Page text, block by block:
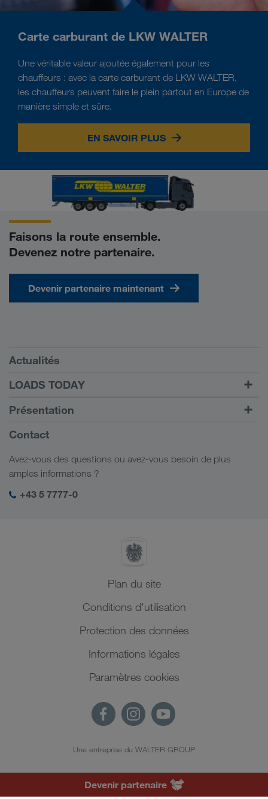
Carte carburant de LKW WALTER
Une véritable valeur ajoutée également pour les
chauffeurs : avec la carte carburant de LKW WALTER,
les chauffeurs peuvent faire le plein partout en Europe de
manière simple et sûre.
EN SAVOIR PLUS
Faisons la route ensemble.
Devenez notre partenaire.
Devenir partenaire maintenant
Devenir partenaire
Conditions requises
Actualités
LOADS TODAY
Trouver un frêt avec
LOADS TODAY
En savoir plus
Vers la connexion
Présentation
Informations générales
Management SHEQ
Contact
Avez-vous des questions ou avez-vous besoin de plus
amples informations ?
+43 5 7777-0
Plan du site
Conditions d'utilisation
Protection des données
Informations légales
Paramètres cookies
Une entreprise du WALTER GROUP